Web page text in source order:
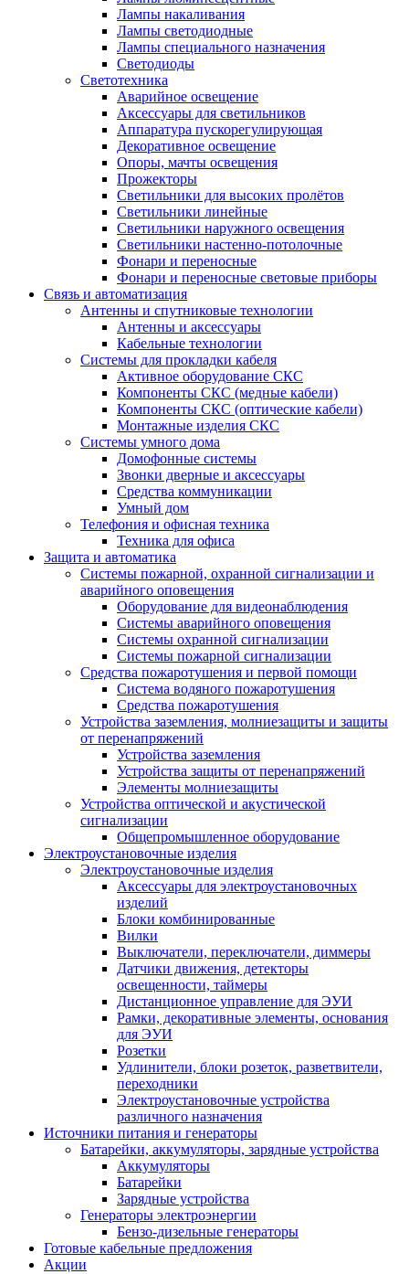
Лампы накаливания
Лампы светодиодные
Лампы специального назначения
Светодиоды
Светотехника
Аварийное освещение
Аксессуары для светильников
Аппаратура пускорегулирующая
Декоративное освещение
Опоры, мачты освещения
Прожекторы
Светильники для высоких пролётов
Светильники линейные
Светильники наружного освещения
Светильники настенно-потолочные
Фонари и переносные
Фонари и переносные световые приборы
Связь и автоматизация
Антенны и спутниковые технологии
Антенны и аксессуары
Кабельные технологии
Системы для прокладки кабеля
Активное оборудование СКС
Компоненты СКС (медные кабели)
Компоненты СКС (оптические кабели)
Монтажные изделия СКС
Системы умного дома
Домофонные системы
Звонки дверные и аксессуары
Средства коммуникации
Умный дом
Телефония и офисная техника
Техника для офиса
Защита и автоматика
Системы пожарной, охранной сигнализации и
аварийного оповещения
Оборудование для видеонаблюдения
Системы аварийного оповещения
Системы охранной сигнализации
Системы пожарной сигнализации
Средства пожаротушения и первой помощи
Система водяного пожаротушения
Средства пожаротушения
Устройства заземления, молниезащиты и защиты
от перенапряжений
Устройства заземления
Устройства защиты от перенапряжений
Элементы молниезащиты
Устройства оптической и акустической
сигнализации
Общепромышленное оборудование
Электроустановочные изделия
Электроустановочные изделия
Аксессуары для электроустановочных
изделий
Блоки комбинированные
Вилки
Выключатели, переключатели, диммеры
Датчики движения, детекторы
освещенности, таймеры
Дистанционное управление для ЭУИ
Рамки, декоративные элементы, основания
для ЭУИ
Розетки
Удлинители, блоки розеток, разветвители,
переходники
Электроустановочные устройства
различного назначения
Источники питания и генераторы
Батарейки, аккумуляторы, зарядные устройства
Аккумуляторы
Батарейки
Зарядные устройства
Генераторы электроэнергии
Бензо-дизельные генераторы
Готовые кабельные предложения
Акции